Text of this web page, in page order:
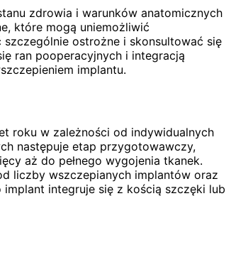
zdrowia i warunków anatomicznych
które mogą uniemożliwić
ostrożne i skonsultować się
ran pooperacyjnych i integracją
implantu.
roku w zależności od indywidualnych
następuje etap przygotowawczy,
aż do pełnego wygojenia tkanek.
liczby wszczepianych implantów oraz
integruje się z kością szczęki lub